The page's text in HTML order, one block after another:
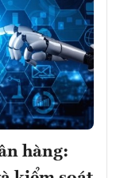
hàng: